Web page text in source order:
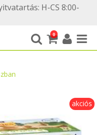
H-CS 8:00-
0
akciós